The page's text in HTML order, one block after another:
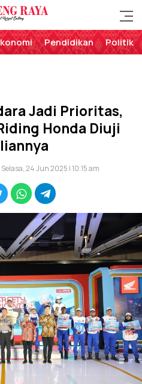
RayaSulteng
Pendidikan Politik
Jadi Prioritas,
Honda Diuji
24 Jun 2025 | 10:15 am